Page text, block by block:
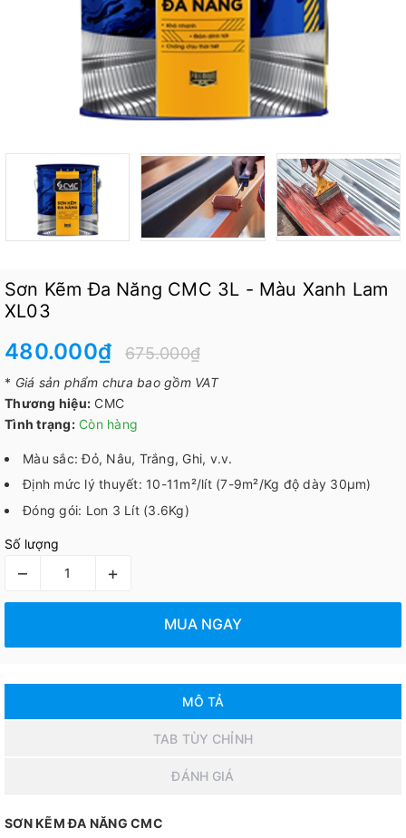
Sơn Kẽm Đa Năng CMC 3L - Màu Xanh Lam
XL03
480.000₫ 675.000₫
* Giá sản phẩm chưa bao gồm VAT
Thương hiệu: CMC
Tình trạng: Còn hàng
Màu sắc: Đỏ, Nâu, Trắng, Ghi, v.v.
Định mức lý thuyết: 10-11m²/lít (7-9m²/Kg độ dày 30µm)
Đóng gói: Lon 3 Lít (3.6Kg)
Số lượng
– +
MUA NGAY
MÔ TẢ
TAB TÙY CHỈNH
ĐÁNH GIÁ
SƠN KẼM ĐA NĂNG CMC